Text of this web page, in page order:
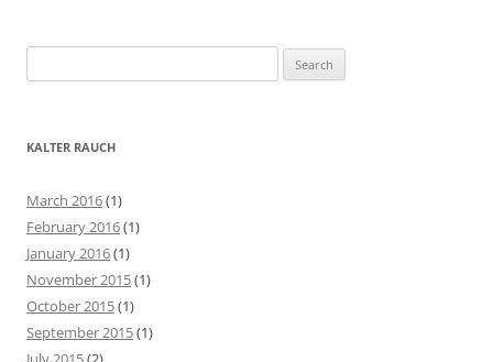
e
r
h
f
o
r
:
KALTER RAUCH
March 2016(1)
February 2016(1)
January 2016(1)
November 2015(1)
October 2015(1)
September 2015(1)